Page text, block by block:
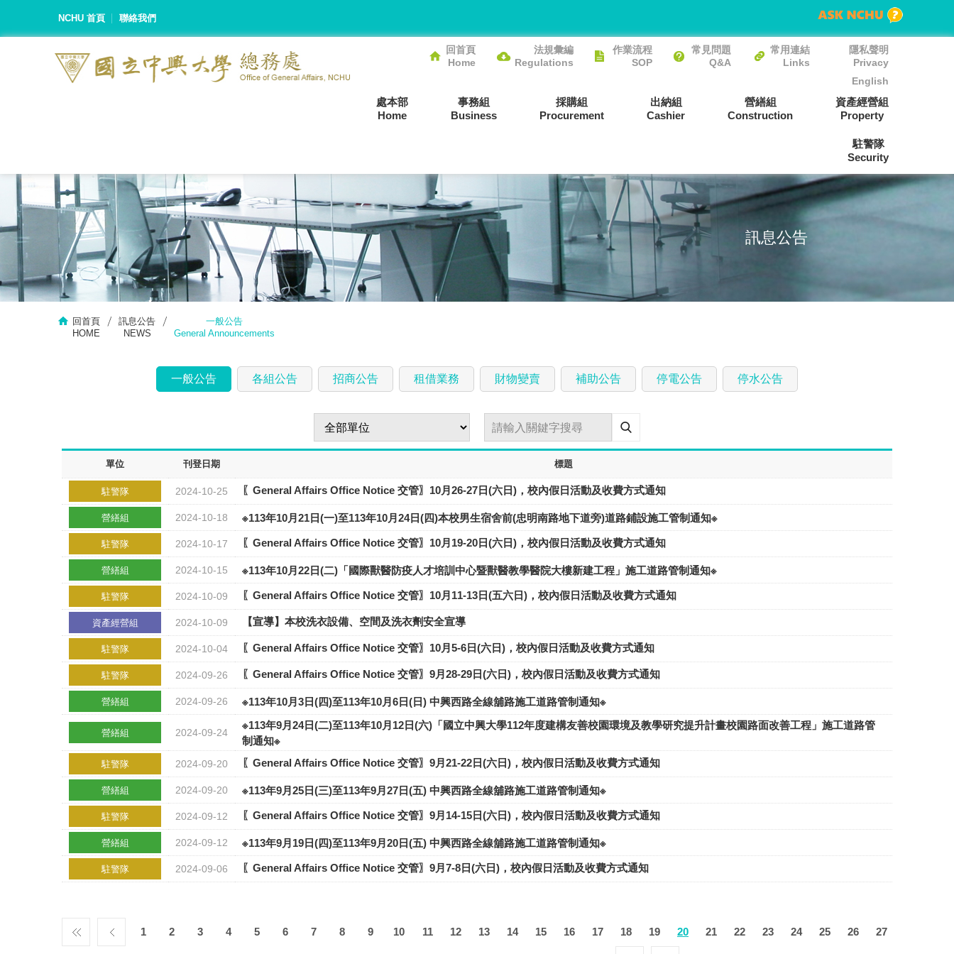
NCHU 首頁 聯絡我們
回首頁
Home
法規彙編
Regulations
作業流程
SOP
常見問題
Q&A
常用連結
Links
隱私聲明
Privacy
English
處本部
Home
事務組
Business
採購組
Procurement
出納組
Cashier
營繕組
Construction
資產經營組
Property
駐警隊
Security
訊息公告
回首頁
HOME
訊息公告
NEWS
一般公告
General Announcements
一般公告 各組公告 招商公告 租借業務 財物變賣 補助公告 停電公告 停水公告
單位 刊登日期 標題
駐警隊 2024-10-25 〖General Affairs Office Notice 交管〗10月26-27日(六日)，校內假日活動及收費方式通知
營繕組 2024-10-18 ※113年10月21日(一)至113年10月24日(四)本校男生宿舍前(忠明南路地下道旁)道路鋪設施工管制通知※
駐警隊 2024-10-17 〖General Affairs Office Notice 交管〗10月19-20日(六日)，校內假日活動及收費方式通知
營繕組 2024-10-15 ※113年10月22日(二)「國際獸醫防疫人才培訓中心暨獸醫教學醫院大樓新建工程」施工道路管制通知※
駐警隊 2024-10-09 〖General Affairs Office Notice 交管〗10月11-13日(五六日)，校內假日活動及收費方式通知
資產經營組 2024-10-09 【宣導】本校洗衣設備、空間及洗衣劑安全宣導
駐警隊 2024-10-04 〖General Affairs Office Notice 交管〗10月5-6日(六日)，校內假日活動及收費方式通知
駐警隊 2024-09-26 〖General Affairs Office Notice 交管〗9月28-29日(六日)，校內假日活動及收費方式通知
營繕組 2024-09-26 ※113年10月3日(四)至113年10月6日(日) 中興西路全線舖路施工道路管制通知※
營繕組 2024-09-24
※113年9月24日(二)至113年10月12日(六)「國立中興大學112年度建構友善校園環境及教學研究提升計畫校園路面改善工程」施工道路管
制通知※
駐警隊 2024-09-20 〖General Affairs Office Notice 交管〗9月21-22日(六日)，校內假日活動及收費方式通知
營繕組 2024-09-20 ※113年9月25日(三)至113年9月27日(五) 中興西路全線舖路施工道路管制通知※
駐警隊 2024-09-12 〖General Affairs Office Notice 交管〗9月14-15日(六日)，校內假日活動及收費方式通知
營繕組 2024-09-12 ※113年9月19日(四)至113年9月20日(五) 中興西路全線舖路施工道路管制通知※
駐警隊 2024-09-06 〖General Affairs Office Notice 交管〗9月7-8日(六日)，校內假日活動及收費方式通知
1 2 3 4 5 6 7 8 9 10 11 12 13 14 15 16 17 18 19 20 21 22 23 24 25 26 27